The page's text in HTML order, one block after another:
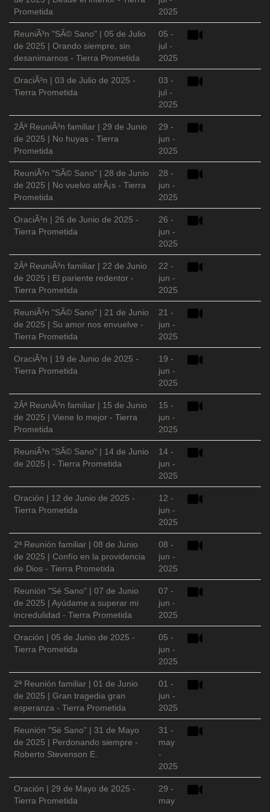
Prometida
2025
ReuniÃ³n "SÃ© Sano" | 05 de Julio
de 2025 | Orando siempre, sin
desanimarnos - Tierra Prometida
05 -
jul -
2025
OraciÃ³n | 03 de Julio de 2025 -
Tierra Prometida
03 -
jul -
2025
2Âª ReuniÃ³n familiar | 29 de Junio
de 2025 | No huyas - Tierra
Prometida
29 -
jun -
2025
ReuniÃ³n "SÃ© Sano" | 28 de Junio
de 2025 | No vuelvo atrÃ¡s - Tierra
Prometida
28 -
jun -
2025
OraciÃ³n | 26 de Junio de 2025 -
Tierra Prometida
26 -
jun -
2025
2Âª ReuniÃ³n familiar | 22 de Junio
de 2025 | El pariente redentor -
Tierra Prometida
22 -
jun -
2025
ReuniÃ³n "SÃ© Sano" | 21 de Junio
de 2025 | Su amor nos envuelve -
Tierra Prometida
21 -
jun -
2025
OraciÃ³n | 19 de Junio de 2025 -
Tierra Prometida
19 -
jun -
2025
2Âª ReuniÃ³n familiar | 15 de Junio
de 2025 | Viene lo mejor - Tierra
Prometida
15 -
jun -
2025
ReuniÃ³n "SÃ© Sano" | 14 de Junio
de 2025 | - Tierra Prometida
14 -
jun -
2025
Oración | 12 de Junio de 2025 -
Tierra Prometida
12 -
jun -
2025
2ª Reunión familiar | 08 de Junio
de 2025 | Confío en la providencia
de Dios - Tierra Prometida
08 -
jun -
2025
Reunión "Sé Sano" | 07 de Junio
de 2025 | Ayúdame a superar mi
incredulidad - Tierra Prometida
07 -
jun -
2025
Oración | 05 de Junio de 2025 -
Tierra Prometida
05 -
jun -
2025
2ª Reunión familiar | 01 de Junio
de 2025 | Gran tragedia gran
esperanza - Tierra Prometida
01 -
jun -
2025
Reunión "Sé Sano" | 31 de Mayo
de 2025 | Perdonando siempre -
Roberto Stevenson E.
31 -
may
-
2025
Oración | 29 de Mayo de 2025 -
Tierra Prometida
29 -
may